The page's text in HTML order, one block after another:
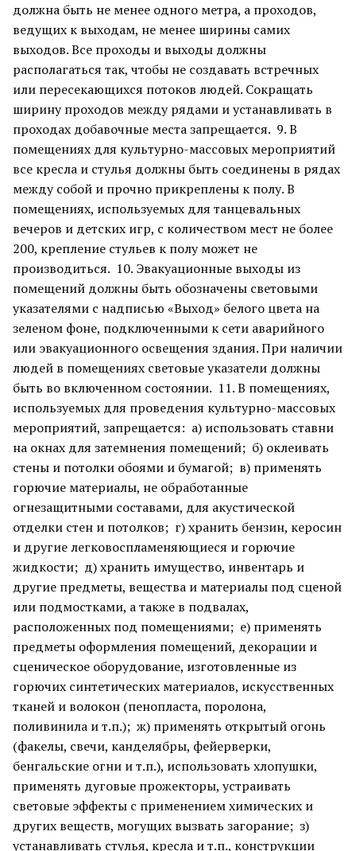
должна быть не менее одного метра, а проходов,
ведущих к выходам, не менее ширины самих
выходов. Все проходы и выходы должны
располагаться так, чтобы не создавать встречных
или пересекающихся потоков людей. Сокращать
ширину проходов между рядами и устанавливать в
проходах добавочные места запрещается. 9. В
помещениях для культурно-массовых мероприятий
все кресла и стулья должны быть соединены в рядах
между собой и прочно прикреплены к полу. В
помещениях, используемых для танцевальных
вечеров и детских игр, с количеством мест не более
200, крепление стульев к полу может не
производиться. 10. Эвакуационные выходы из
помещений должны быть обозначены световыми
указателями с надписью «Выход» белого цвета на
зеленом фоне, подключенными к сети аварийного
или эвакуационного освещения здания. При наличии
людей в помещениях световые указатели должны
быть во включенном состоянии. 11. В помещениях,
используемых для проведения культурно-массовых
мероприятий, запрещается: а) использовать ставни
на окнах для затемнения помещений; б) оклеивать
стены и потолки обоями и бумагой; в) применять
горючие материалы, не обработанные
огнезащитными составами, для акустической
отделки стен и потолков; г) хранить бензин, керосин
и другие легковоспламеняющиеся и горючие
жидкости; д) хранить имущество, инвентарь и
другие предметы, вещества и материалы под сценой
или подмостками, а также в подвалах,
расположенных под помещениями; е) применять
предметы оформления помещений, декорации и
сценическое оборудование, изготовленные из
горючих синтетических материалов, искусственных
тканей и волокон (пенопласта, поролона,
поливинила и т.п.); ж) применять открытый огонь
(факелы, свечи, канделябры, фейерверки,
бенгальские огни и т.п.), использовать хлопушки,
применять дуговые прожекторы, устраивать
световые эффекты с применением химических и
других веществ, могущих вызвать загорание; з)
устанавливать стулья, кресла и т.п., конструкции